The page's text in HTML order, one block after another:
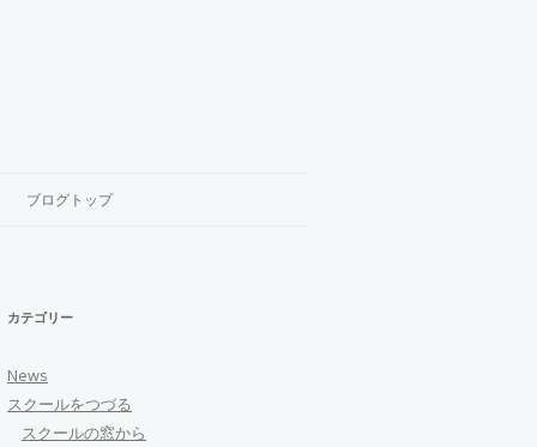
ブログトップ
カテゴリー
News
スクールをつづる
スクールの窓から